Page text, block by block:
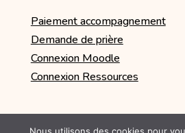
Paiement accompagnement
Demande de prière
Connexion Moodle
Connexion Ressources